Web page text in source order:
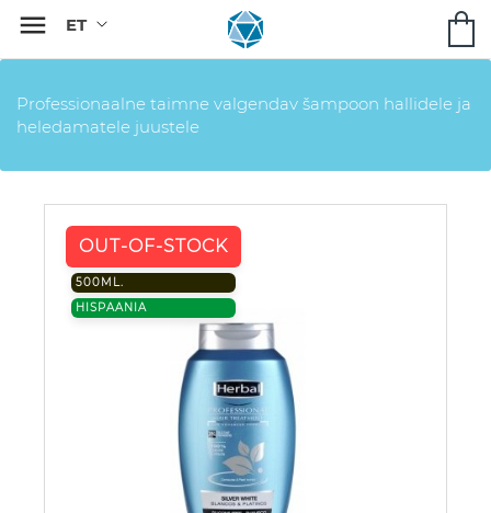

Professionaalne taimne valgendav šampoon hallidele ja
heledamatele juustele
OUT-OF-STOCK
500ML.
HISPAANIA